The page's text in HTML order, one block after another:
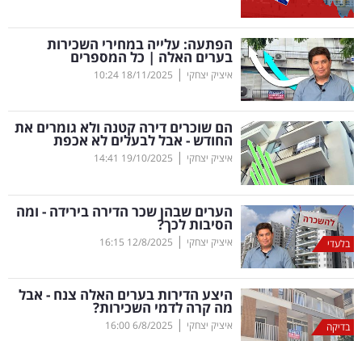
דעות
רכילות
עסקית
קריפטו
ויראלי
טלוויזיה
עסקי
ספורט
קריירה
ולימודים
הפתעה: עלייה במחירי השכירות
בערים האלה | כל המספרים
איציק יצחקי |
18/11/2025
10:24
הם שוכרים דירה קטנה ולא גומרים את
החודש - אבל לבעלים לא אכפת
איציק יצחקי |
19/10/2025
14:41
בלעדי
הערים שבהן שכר הדירה בירידה - ומה
הסיבות לכך?
איציק יצחקי |
12/8/2025
16:15
בדיקה
היצע הדירות בערים האלה צנח - אבל
מה קרה לדמי השכירות?
איציק יצחקי |
6/8/2025
16:00